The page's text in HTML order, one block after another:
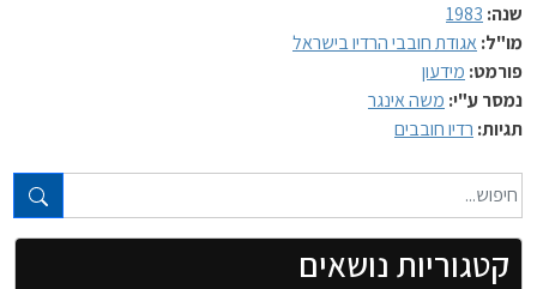
טקסט חופשי...
קטגוריות נושאים
שנה: 1983
מו"ל: אגודת חובבי הרדיו בישראל
פורמט: מידעון
נמסר ע"י: משה אינגר
תגיות: רדיו חובבים